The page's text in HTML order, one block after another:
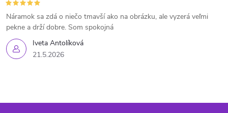
Iveta Antolíková
21.5.2026
Náramok sa zdá o niečo tmavší ako na obrázku, ale vyzerá veľmi
pekne a drží dobre. Som spokojná